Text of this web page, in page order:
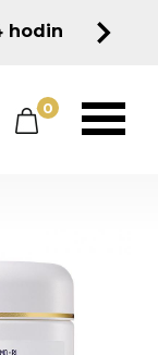
hodin
0